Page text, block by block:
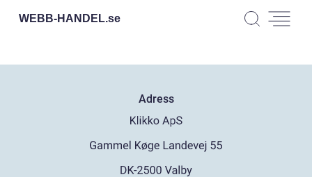
WEBB-HANDEL.se
Adress